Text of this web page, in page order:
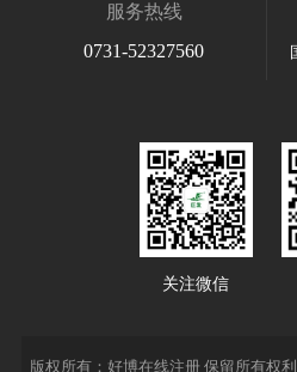
服务热线
0731-52327560
关注微信
版权所有：好博在线注册 保留所有权利